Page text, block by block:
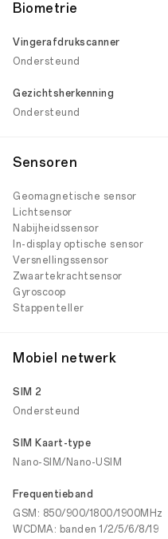
Biometrie
Vingerafdrukscanner
Ondersteund
Gezichtsherkenning
Ondersteund
Sensoren
Geomagnetische sensor
Lichtsensor
Nabijheidssensor
In-display optische sensor
Versnellingssensor
Zwaartekrachtsensor
Gyroscoop
Stappenteller
Mobiel netwerk
SIM 2
Ondersteund
SIM Kaart-type
Nano-SIM/Nano-USIM
Frequentieband
GSM: 850/900/1800/1900MHz
WCDMA: banden 1/2/5/6/8/19